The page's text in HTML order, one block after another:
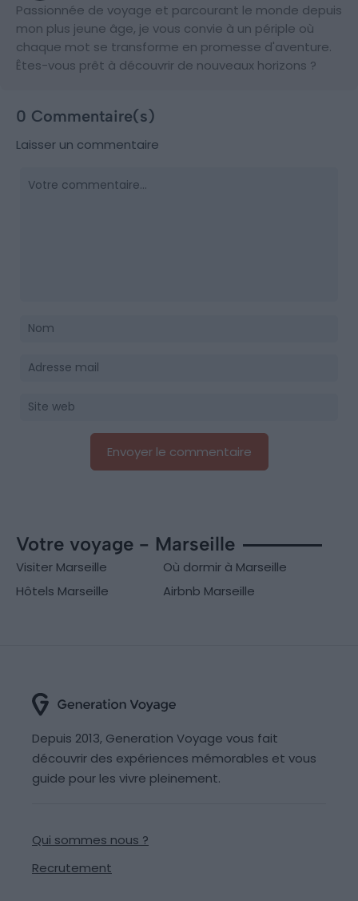
Passionnée de voyage et parcourant le monde depuis
mon plus jeune âge, je vous convie à un périple où
chaque mot se transforme en promesse d'aventure.
Êtes-vous prêt à découvrir de nouveaux horizons ?
0 Commentaire(s)
Laisser un commentaire
Votre voyage - Marseille
Visiter Marseille
Où dormir à Marseille
Hôtels Marseille
Airbnb Marseille
Depuis 2013, Generation Voyage vous fait
découvrir des expériences mémorables et vous
guide pour les vivre pleinement.
Qui sommes nous ?
Recrutement